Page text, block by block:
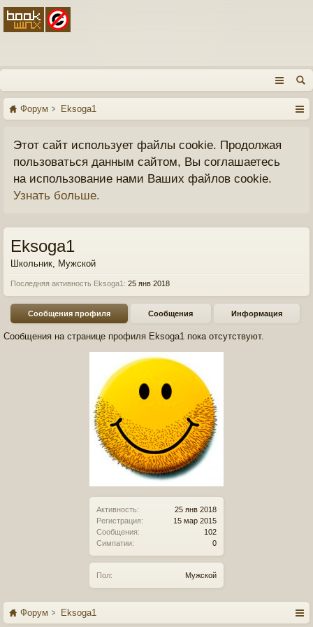
Форум Eksoga1
Этот сайт использует файлы cookie. Продолжая
пользоваться данным сайтом, Вы соглашаетесь
на использование нами Ваших файлов cookie.
Узнать больше.
Активность:
25 янв 2018
Регистрация:
15 мар 2015
Сообщения:
102
Симпатии:
0
Пол: Мужской
Eksoga1
Школьник, Мужской
Последняя активность Eksoga1: 25 янв 2018
Сообщения профиля Сообщения Информация
Сообщения на странице профиля Eksoga1 пока отсутствуют.
Форум Eksoga1